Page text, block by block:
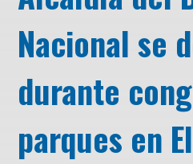
Nacional se
durante
parques en